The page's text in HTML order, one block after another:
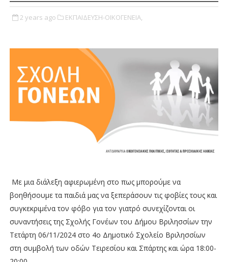
2 years ago ΕΚΠΑΙΔΕΥΣΗ-ΟΙΚΟΓΕΝΕΙΑ,
Με μια διάλεξη αφιερωμένη στο πως μπορούμε να
βοηθήσουμε τα παιδιά μας να ξεπεράσουν τις φοβίες τους και
συγκεκριμένα τον φόβο για τον γιατρό συνεχίζονται οι
συναντήσεις της Σχολής Γονέων του Δήμου Βριλησσίων την
Τετάρτη 06/11/2024 στο 4ο Δημοτικό Σχολείο Βριλησσίων
στη συμβολή των οδών Τειρεσίου και Σπάρτης και ώρα 18:00-